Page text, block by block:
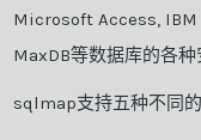
Microsoft Access, IBM
MaxDB等数据库的各种
sqlmap支持五种不同的